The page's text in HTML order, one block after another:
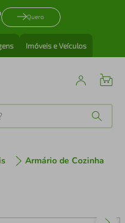
Quero
Imóveis e Veículos
Armário de Cozinha